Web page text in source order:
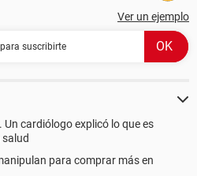
Ver un ejemplo
cardiólogo explicó lo que es
para comprar más en